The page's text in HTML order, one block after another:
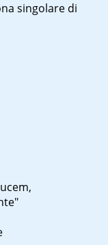
singolare di
,